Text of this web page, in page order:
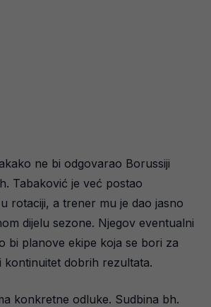
ne bi odgovarao Borussiji
Tabaković je već postao
rotaciji, a trener mu je dao jasno
dijelu sezone. Njegov eventualni
bi planove ekipe koja se bori za
kontinuitet dobrih rezultata.
konkretne odluke. Sudbina bh.